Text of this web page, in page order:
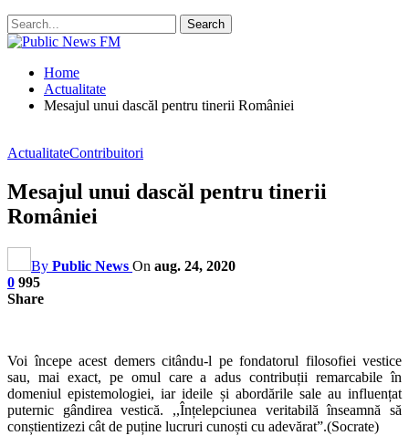
Home
Actualitate
Mesajul unui dascăl pentru tinerii României
ActualitateContribuitori
Mesajul unui dascăl pentru tinerii
României
By Public News On aug. 24, 2020
0 995
Share
Voi începe acest demers citându-l pe fondatorul filosofiei vestice
sau, mai exact, pe omul care a adus contribuții remarcabile în
domeniul epistemologiei, iar ideile și abordările sale au influențat
puternic gândirea vestică. ,,Înțelepciunea veritabilă înseamnă să
conștientizezi cât de puține lucruri cunoști cu adevărat”.(Socrate)